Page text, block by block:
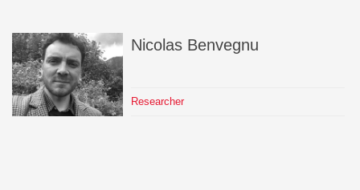
Nicolas Benvegnu
Researcher